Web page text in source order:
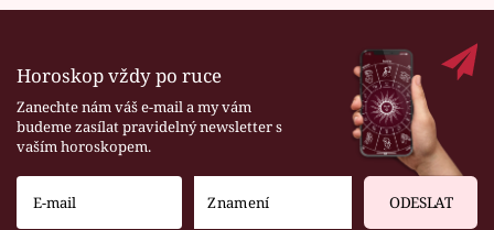
Horoskop vždy po ruce
Zanechte nám váš e-mail a my vám
budeme zasílat pravidelný newsletter s
vaším horoskopem.
ODESLAT